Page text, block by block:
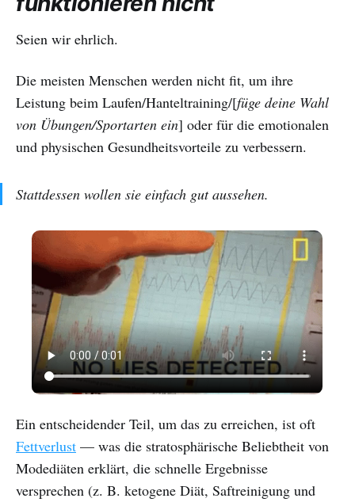
Seien wir ehrlich.
Die meisten Menschen werden nicht fit, um ihre
Leistung beim Laufen/Hanteltraining/[füge deine Wahl
von Übungen/Sportarten ein] oder für die emotionalen
und physischen Gesundheitsvorteile zu verbessern.
Stattdessen wollen sie einfach gutaussehen.
Ein entscheidender Teil, um das zu erreichen, ist oft
Fettverlust — was die stratosphärische Beliebtheit von
Modediäten erklärt, die schnelle Ergebnisse
versprechen (z. B. ketogene Diät, Saftreinigung und